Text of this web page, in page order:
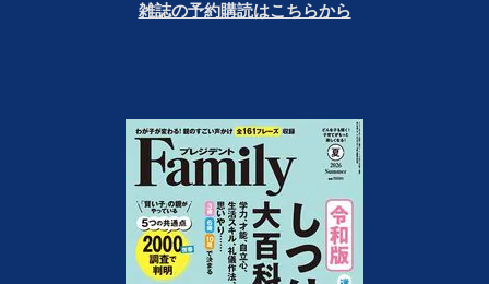
雑誌の予約購読はこちらから